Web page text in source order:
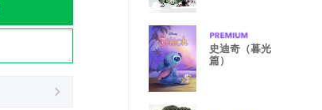
史迪奇（暮光
篇）